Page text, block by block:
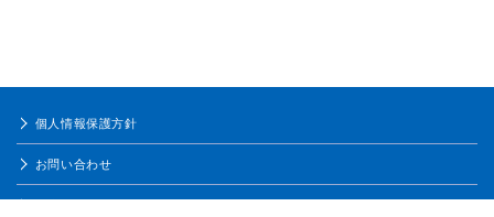
個人情報保護方針
お問い合わせ